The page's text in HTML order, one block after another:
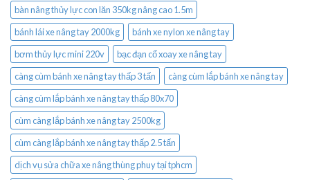
bàn nâng thủy lực con lăn 350kg nâng cao 1.5m
bánh lái xe nâng tay 2000kg
bánh xe nylon xe nâng tay
bơm thủy lực mini 220v
bạc đạn cổ xoay xe nâng tay
càng cùm bánh xe nâng tay thấp 3 tấn
càng cùm lắp bánh xe nâng tay
càng cùm lắp bánh xe nâng tay thấp 80x70
cùm càng lắp bánh xe nâng tay 2500kg
cùm càng lắp bánh xe nâng tay thấp 2.5 tấn
dịch vụ sửa chữa xe nâng thùng phuy tại tphcm